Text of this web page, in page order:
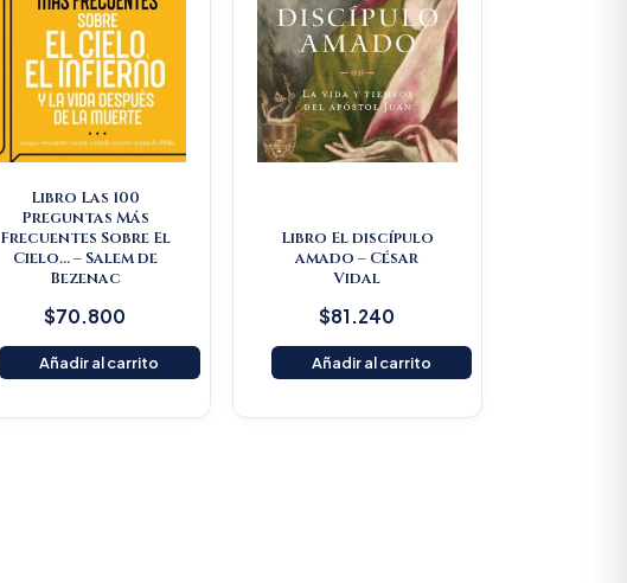
Libro Las 100
Preguntas Más
Frecuentes Sobre El
Cielo… – Salem de
Bezenac
$70.800
Añadir al carrito
Libro El discípulo
amado – César
Vidal
$81.240
Añadir al carrito